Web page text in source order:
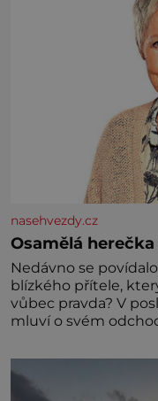
nasehvezdy.cz
Osamělá
Nedávno se
blízkého přítele,
vůbec pravda? V